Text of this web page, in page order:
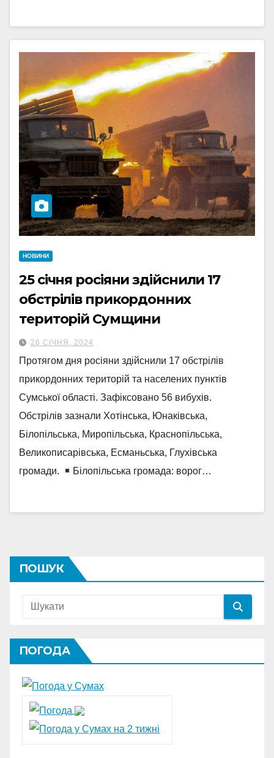
НОВИНИ
25 січня росіяни здійснили 17
обстрілів прикордонних
територій Сумщини
26 СІЧНЯ, 2024
Протягом дня росіяни здійснили 17 обстрілів
прикордонних територій та населених пунктів
Сумської області. Зафіксовано 56 вибухів.
Обстрілів зазнали Хотінська, Юнаківська,
Білопільська, Миропільська, Краснопільська,
Великописарівська, Есманьська, Глухівська
громади.
Білопільська громада: ворог…
ПОШУК
ПОГОДА